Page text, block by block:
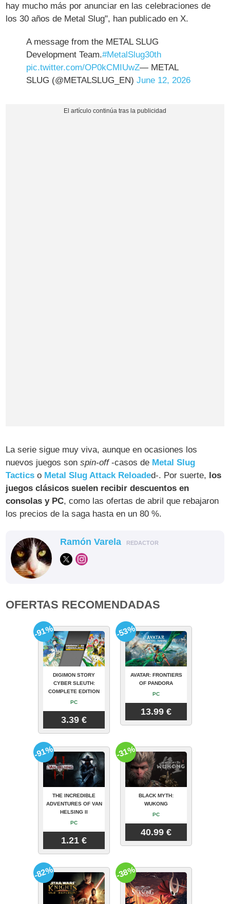
hay mucho más por anunciar en las celebraciones de
los 30 años de Metal Slug", han publicado en X.
A message from the METAL SLUG
Development Team.#MetalSlug30th
pic.twitter.com/OP0kCMIUwZ— METAL
SLUG (@METALSLUG_EN)June 12, 2026
La serie sigue muy viva, aunque en ocasiones los
nuevos juegos sonspin-off-casos de Metal Slug
Tactics o Metal Slug Attack Reloaded-. Por suerte, los
juegos clásicos suelen recibir descuentos en
consolas y PC, como las ofertas de abril que rebajaron
los precios de la saga hasta en un 80 %.
Ramón Varela REDACTOR
OFERTAS RECOMENDADAS
DIGIMON STORY
CYBER SLEUTH:
COMPLETE EDITION
PC
3.39 €
-91%
AVATAR: FRONTIERS
OF PANDORA
PC
13.99 €
-53%
THE INCREDIBLE
ADVENTURES OF VAN
HELSING II
PC
1.21 €
-91%
BLACK MYTH:
WUKONG
PC
40.99 €
-31%
-82% -38%